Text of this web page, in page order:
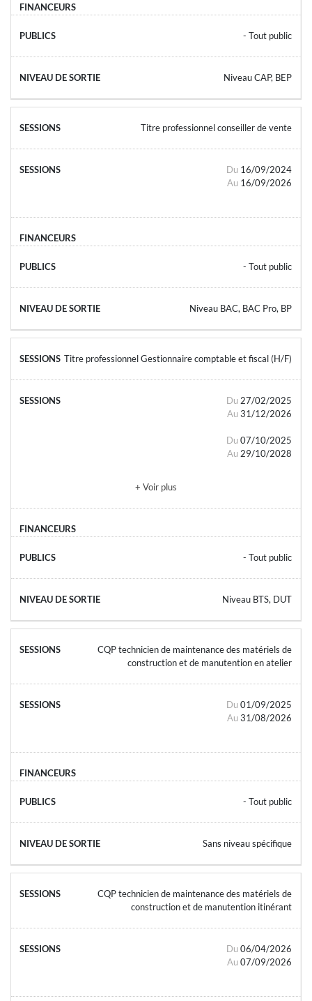
- Tout public
Niveau CAP, BEP
Titre professionnel conseiller de vente
Du 16/09/2024
Au 16/09/2026
- Tout public
Niveau BAC, BAC Pro, BP
Titre professionnel Gestionnaire comptable et fiscal (H/F)
Du 27/02/2025
Au 31/12/2026
Du 07/10/2025
Au 29/10/2028
+ Voir plus
- Tout public
Niveau BTS, DUT
CQP technicien de maintenance des matériels de
construction et de manutention en atelier
Du 01/09/2025
Au 31/08/2026
- Tout public
Sans niveau spécifique
CQP technicien de maintenance des matériels de
construction et de manutention itinérant
Du 06/04/2026
Au 07/09/2026